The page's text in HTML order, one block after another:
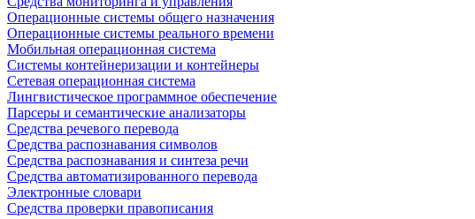
Операционные системы общего назначения
Операционные системы реального времени
Мобильная операционная система
Системы контейнеризации и контейнеры
Сетевая операционная система
Лингвистическое программное обеспечение
Парсеры и семантические анализаторы
Средства речевого перевода
Средства распознавания символов
Средства распознавания и синтеза речи
Средства автоматизированного перевода
Электронные словари
Средства проверки правописания